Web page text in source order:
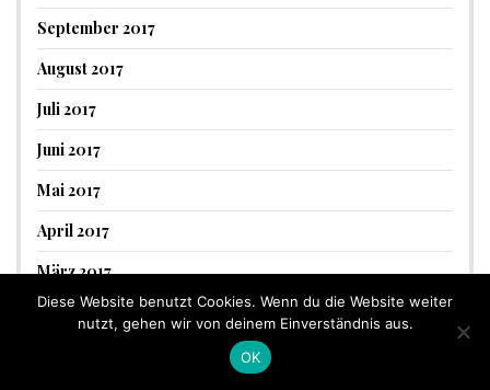
September 2017
August 2017
Juli 2017
Juni 2017
Mai 2017
April 2017
März 2017
Februar 2017
Diese Website benutzt Cookies. Wenn du die Website weiter
nutzt, gehen wir von deinem Einverständnis aus.
OK